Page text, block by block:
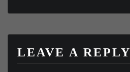
LEAVE A REPLY